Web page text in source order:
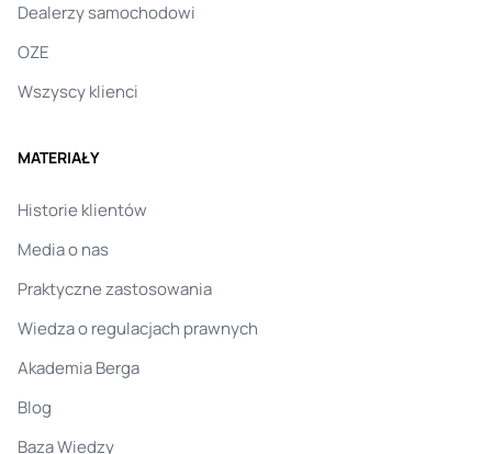
Dealerzy samochodowi
OZE
Wszyscy klienci
MATERIAŁY
Historie klientów
Media o nas
Praktyczne zastosowania
Wiedza o regulacjach prawnych
Akademia Berga
Blog
Baza Wiedzy